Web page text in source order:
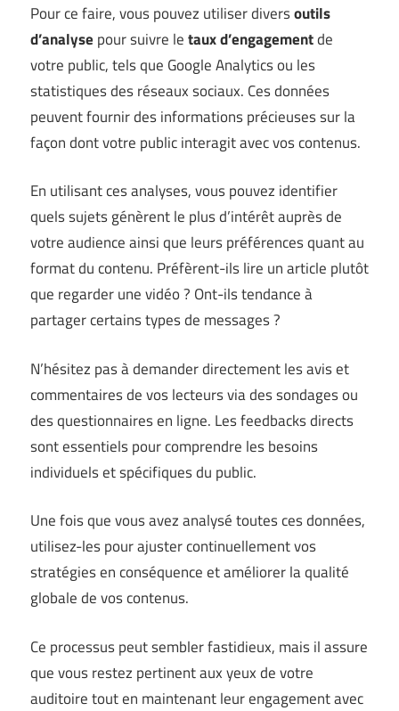
Pour ce faire, vous pouvez utiliser diversoutils
d’analyse pour suivre letaux d’engagementde
votre public, tels que Google Analytics ou les
statistiques des réseaux sociaux. Ces données
peuvent fournir des informations précieuses sur la
façon dont votre public interagit avec vos contenus.
En utilisant ces analyses, vous pouvez identifier
quels sujets génèrent le plus d’intérêt auprès de
votre audience ainsi que leurs préférences quant au
format du contenu. Préfèrent-ils lire un article plutôt
que regarder une vidéo ? Ont-ils tendance à
partager certains types de messages ?
N’hésitez pas à demander directement les avis et
commentaires de vos lecteurs via des sondages ou
des questionnaires en ligne. Les feedbacks directs
sont essentiels pour comprendre les besoins
individuels et spécifiques du public.
Une fois que vous avez analysé toutes ces données,
utilisez-les pour ajuster continuellement vos
stratégies en conséquence et améliorer la qualité
globale de vos contenus.
Ce processus peut sembler fastidieux, mais il assure
que vous restez pertinent aux yeux de votre
auditoire tout en maintenant leur engagement avec